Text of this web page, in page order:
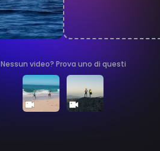
Nessun video? Prova uno di questi